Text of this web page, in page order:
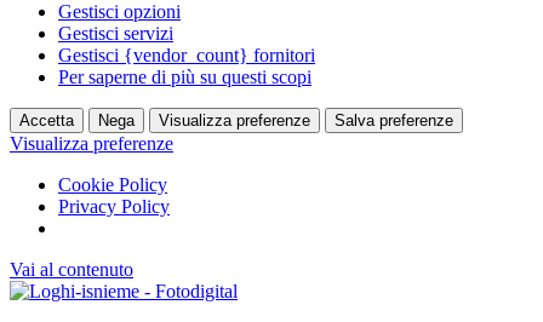
Gestisci opzioni
Gestisci servizi
Gestisci {vendor_count} fornitori
Per saperne di più su questi scopi
Accetta Nega Visualizza preferenze Salva preferenze
Visualizza preferenze
Cookie Policy
Privacy Policy
Vai al contenuto